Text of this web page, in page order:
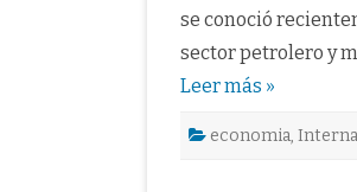
se conoció
sector petrolero y
Leer más »
economia,